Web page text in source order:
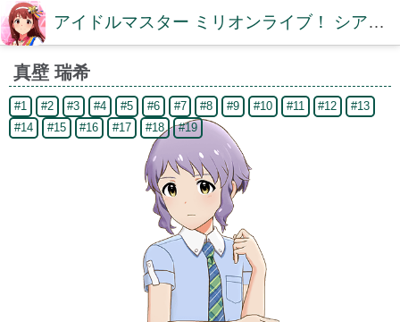
アイドルマスター ミリオンライブ！ シアターデイズDB【ミリシタDB】
真壁 瑞希
#1 #2 #3 #4 #5 #6 #7 #8 #9 #10 #11 #12
#13
#14
#15 #16 #17 #18 #19